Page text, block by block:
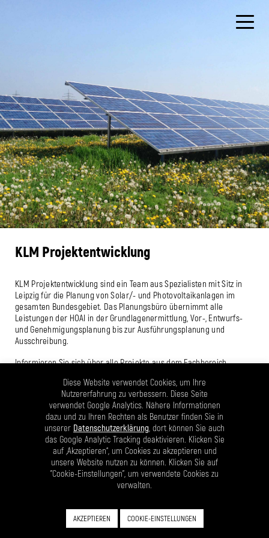
KLM Projektentwicklung
KLM Projektentwicklung sind ein Team aus Spezialisten mit Sitz in
Leipzig für die Planung von Solar/- und Photovoltaikanlagen im
gesamten Bundesgebiet. Das Planungsbüro übernimmt alle
Leistungen der HOAI in der Grundlagen­ermittlung, Vor-, Entwurfs-
und Genehmigungsplanung bis zur Ausführungsplanung und
Ausschreibung.
Informieren Sie sich über alle Projekte aus dem Fachbereich
www.klm-projektentwicklung.com.
Diese Website verwendet Cookies, um Ihre
Nutzererfahrung zu verbessern. Diese Seite
verwendet Google Analytics. Nähere Informationen
dazu und zu Ihren Rechten als Benutzer finden Sie in
unserer Datenschutzerklärung , dort können Sie auch
das Google Analytic Tracking deaktivieren. Klicken Sie
auf „Akzeptieren“, um Cookies zu akzeptieren und
unsere Website nutzen zu können. Klicken Sie auf
"Cookie-Einstellungen", um verwendete Cookies zu
verwalten.
AKZEPTIEREN COOKIE-EINSTELLUNGEN